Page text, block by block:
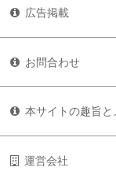
広告掲載
お問合わせ
本サイトの趣旨と
運営会社